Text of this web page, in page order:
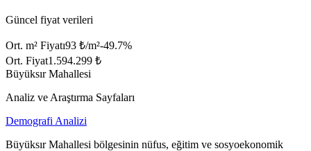
Güncel fiyat verileri
Ort. m² Fiyatı93 ₺/m²-49.7%
Ort. Fiyat1.594.299 ₺
Büyüksır Mahallesi
Analiz ve Araştırma Sayfaları
Demografi Analizi
Büyüksır Mahallesi bölgesinin nüfus, eğitim ve sosyoekonomik